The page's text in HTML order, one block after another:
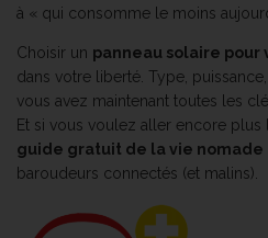
à « qui consomme le moins
Choisir un panneau solaire pour
dans votre liberté. Type,
vous avez maintenant toutes les
Et si vous voulez aller encore plus
guide gratuit de la vie nomade
baroudeurs connectés (et malins).